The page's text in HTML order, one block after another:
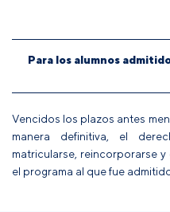
Para los alumnos
Vencidos los plazos antes
manera definitiva, el
matricularse, reincorporarse
el programa al que fue